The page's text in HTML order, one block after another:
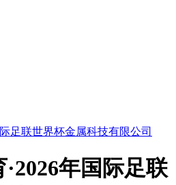
年国际足联